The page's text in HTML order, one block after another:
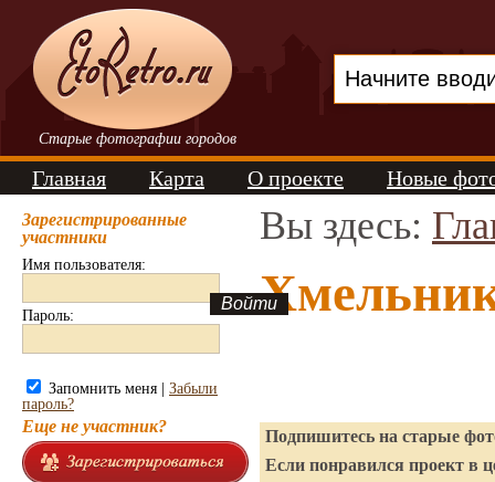
Старые фотографии городов
Главная Карта О проекте Новые
Зарегистрированные
участники
Имя пользователя:
Пароль:
Запомнить меня | Забыли
пароль?
Еще не участник?
Вы здесь:
Подпишитесь на старые
Если понравился проект в